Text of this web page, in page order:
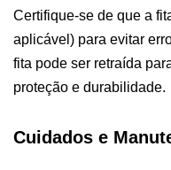
Certifique-se de que a
aplicável) para evitar
fita pode ser retraída
proteção e durabilidade.
Cuidados e